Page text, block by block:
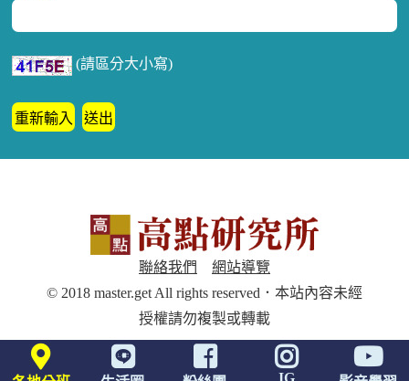
IG
(請區分大小寫)
聯絡我們
網站導覽
© 2018 master.get All rights reserved．本站內容未經
授權請勿複製或轉載